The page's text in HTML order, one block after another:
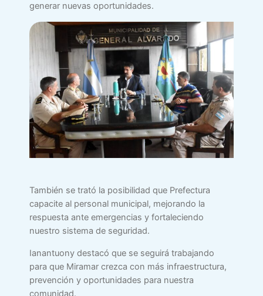
generar nuevas oportunidades.
También se trató la posibilidad que Prefectura
capacite al personal municipal, mejorando la
respuesta ante emergencias y fortaleciendo
nuestro sistema de seguridad.
Ianantuony destacó que se seguirá trabajando
para que Miramar crezca con más infraestructura,
prevención y oportunidades para nuestra
comunidad.